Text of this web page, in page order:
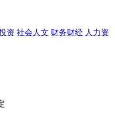
资 社会人文 财务财经 人力资